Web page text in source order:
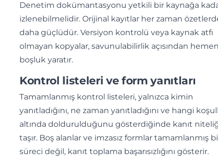
Denetim dokümantasyonu yetkili bir kaynağa
izlenebilmelidir. Orijinal kayıtlar her zaman
daha güçlüdür. Versiyon kontrolü veya kaynak atfı
olmayan kopyalar, savunulabilirlik açısından
boşluk yaratır.
Kontrol listeleri ve form yanıtları
Tamamlanmış kontrol listeleri, yalnızca kimin
yanıtladığını, ne zaman yanıtladığını ve hangi
altında doldurulduğunu gösterdiğinde kanıt
taşır. Boş alanlar ve imzasız formlar tamamlanmış
süreci değil, kanıt toplama başarısızlığını gösterir.